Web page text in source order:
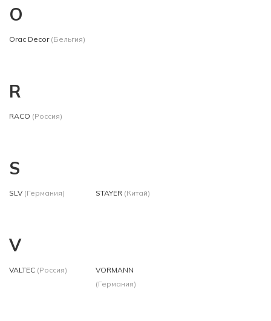
O
Orac Decor (Бельгия)
R
RACO (Россия)
S
SLV (Германия) STAYER (Китай)
V
VALTEC (Россия)
VORMANN
(Германия)